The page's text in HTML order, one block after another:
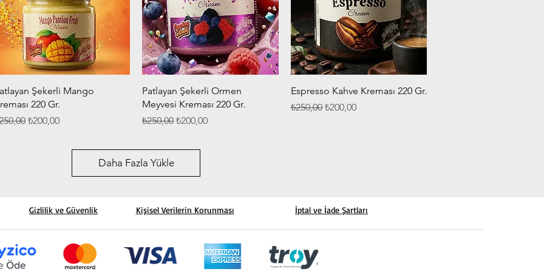
Hızlı Bakış
Şekerli Mango
220 Gr.
Fiyat
İndirimli Fiyat
₺200,00
Hızlı Bakış
Patlayan Şekerli Ormen
Meyvesi Kreması 220 Gr.
Normal Fiyat
₺250,00 İndirimli Fiyat
₺200,00
Hızlı Bakış
Espresso Kahve Kreması 220 Gr.
Normal Fiyat
₺250,00 İndirimli Fiyat
₺200,00
Daha Fazla Yükle
Gizlilik ve Güvenlik Kişisel Verilerin Korunması İptal ve İade Şartları